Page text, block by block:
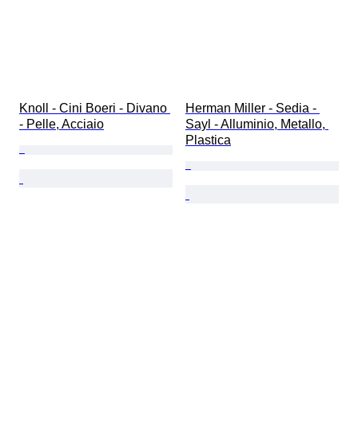
Knoll - Cini Boeri - Divano
- Pelle, Acciaio
Herman Miller - Sedia -
Sayl - Alluminio, Metallo,
Plastica